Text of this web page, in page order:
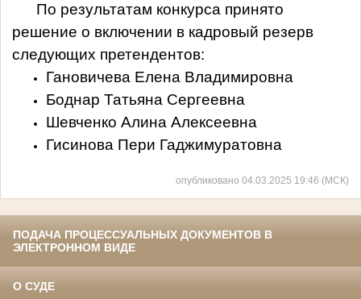
По результатам конкурса принято
решение о включении в кадровый резерв
следующих претендентов:
Гановичева Елена Владимировна
Боднар Татьяна Сергеевна
Шевченко Алина Алексеевна
Гисинова Пери Гаджимуратовна
опубликовано 04.03.2025 19:46 (МСК)
ПОДАЧА ПРОЦЕССУАЛЬНЫХ ДОКУМЕНТОВ В
ЭЛЕКТРОННОМ ВИДЕ
О СУДЕ